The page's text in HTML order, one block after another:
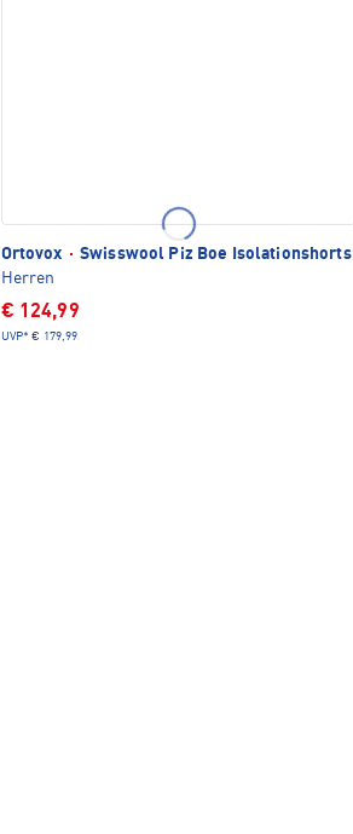
Ortovox · Swisswool Piz Boe Isolationshorts
Herren
€ 124,99
UVP* € 179,99